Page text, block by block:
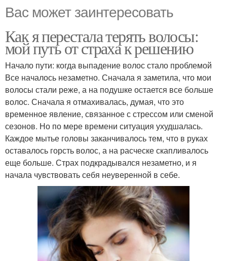
Вас может заинтересовать
Как я перестала терять волосы:
мой путь от страха к решению
Начало пути: когда выпадение волос стало проблемой
Все началось незаметно. Сначала я заметила, что мои
волосы стали реже, а на подушке остается все больше
волос. Сначала я отмахивалась, думая, что это
временное явление, связанное с стрессом или сменой
сезонов. Но по мере времени ситуация ухудшалась.
Каждое мытье головы заканчивалось тем, что в руках
оставалось горсть волос, а на расческе скапливалось
еще больше. Страх подкрадывался незаметно, и я
начала чувствовать себя неуверенной в себе.